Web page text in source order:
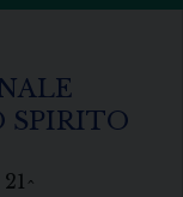
SPIRITO